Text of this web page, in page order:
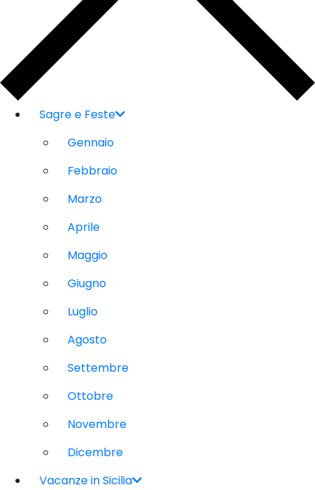
Sagre e Feste
Gennaio
Febbraio
Marzo
Aprile
Maggio
Giugno
Luglio
Agosto
Settembre
Ottobre
Novembre
Dicembre
Vacanze in Sicilia